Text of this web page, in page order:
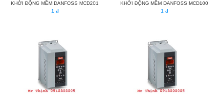
KHỞI ĐỘNG MỀM DANFOSS MCD201
1 đ
KHỞI ĐỘNG MỀM DANFOSS MCD100
1 đ